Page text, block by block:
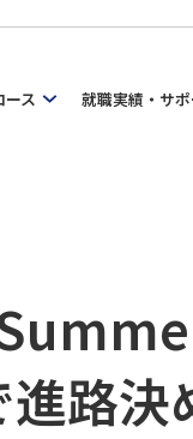
ース 就職実績・サ
路決